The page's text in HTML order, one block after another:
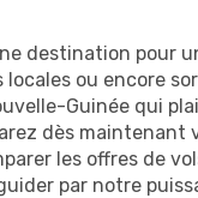
destination pour
ou encore
Guinée qui
dès maintenant
les offres de
par notre